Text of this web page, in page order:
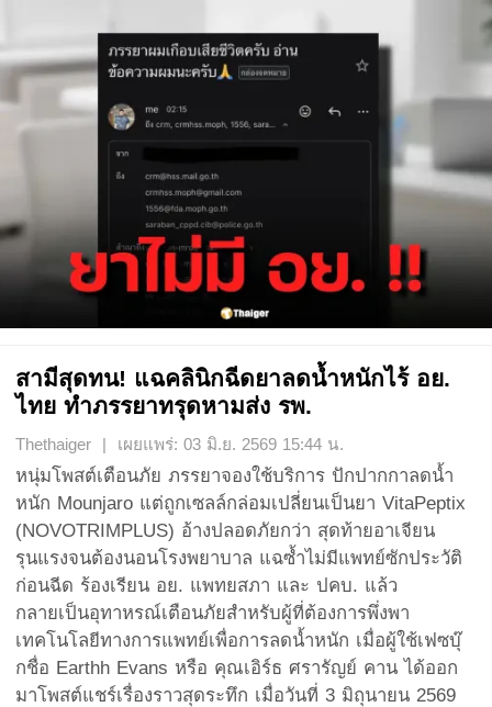
สามีสุดทน! แฉคลินิกฉีดยาลดน้ำหนักไร้ อย.
ไทย ทำภรรยาทรุดหามส่ง รพ.
Thethaiger | เผยแพร่: 03 มิ.ย. 2569 15:44 น.
หนุ่มโพสต์เตือนภัย ภรรยาจองใช้บริการ ปักปากกาลดน้ำ
หนัก Mounjaro แต่ถูกเซลล์กล่อมเปลี่ยนเป็นยา VitaPeptix
(NOVOTRIMPLUS) อ้างปลอดภัยกว่า สุดท้ายอาเจียน
รุนแรงจนต้องนอนโรงพยาบาล แฉซ้ำไม่มีแพทย์ซักประวัติ
ก่อนฉีด ร้องเรียน อย. แพทยสภา และ ปคบ. แล้ว
กลายเป็นอุทาหรณ์เตือนภัยสำหรับผู้ที่ต้องการพึ่งพา
เทคโนโลยีทางการแพทย์เพื่อการลดน้ำหนัก เมื่อผู้ใช้เฟซบุ๊
กชื่อ Earthh Evans หรือ คุณเอิร์ธ ศรารัญย์ คาน ได้ออก
มาโพสต์แชร์เรื่องราวสุดระทึก เมื่อวันที่ 3 มิถุนายน 2569